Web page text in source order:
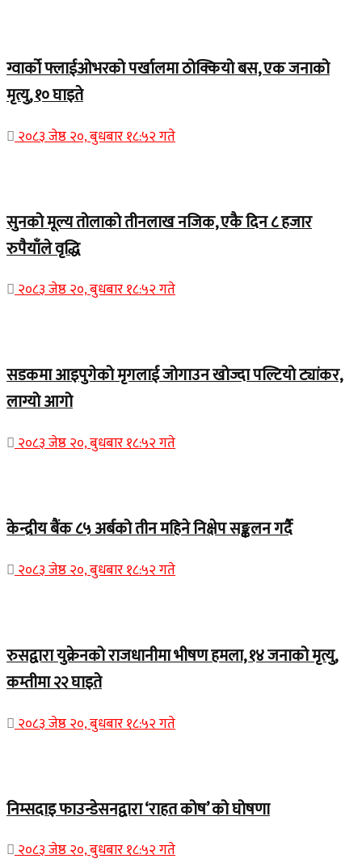
ग्वार्को फ्लाईओभरको पर्खालमा ठोक्कियो बस, एक जनाको
मृत्यु, १० घाइते
२०८३ जेष्ठ २०, बुधबार १८:५२ गते
सुनको मूल्य तोलाको तीनलाख नजिक, एकै दिन ८ हजार
रुपैयाँले वृद्धि
२०८३ जेष्ठ २०, बुधबार १८:५२ गते
सडकमा आइपुगेको मृगलाई जोगाउन खोज्दा पल्टियो ट्यांकर,
लाग्यो आगो
२०८३ जेष्ठ २०, बुधबार १८:५२ गते
केन्द्रीय बैंक ८५ अर्बको तीन महिने निक्षेप सङ्कलन गर्दै
२०८३ जेष्ठ २०, बुधबार १८:५२ गते
रुसद्वारा युक्रेनको राजधानीमा भीषण हमला, १४ जनाको मृत्यु,
कम्तीमा २२ घाइते
२०८३ जेष्ठ २०, बुधबार १८:५२ गते
निम्सदाइ फाउन्डेसनद्वारा ‘राहत कोष’ को घोषणा
२०८३ जेष्ठ २०, बुधबार १८:५२ गते